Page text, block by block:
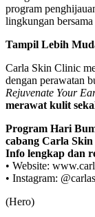
program
lingkungan
Tampil Lebih
Carla Skin Clinic
dengan perawatan
Rejuvenate Your
merawat kulit
Program Hari
cabang Carla
Info lengkap dan
• Website:
• Instagram:
(Hero)